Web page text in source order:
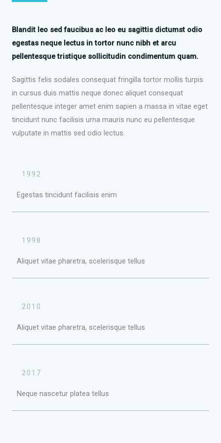
Blandit leo sed faucibus ac leo eu sagittis dictumst odio
egestas neque lectus in tortor nunc nibh et arcu
pellentesque tristique sollicitudin condimentum quam.
Sagittis felis sodales consequat fringilla tortor mollis turpis
in cursus duis mattis neque donec aliquet consequat
pellentesque integer amet enim sapien a massa in vitae eget
tincidunt nunc facilisis urna mauris nunc eu pellentesque
vulputate in mattis sed odio lectus.
1992
Egestas tincidunt facilisis enim
1998
Aliquet vitae pharetra, scelerisque tellus
2010
Aliquet vitae pharetra, scelerisque tellus
2017
Neque nascetur platea tellus